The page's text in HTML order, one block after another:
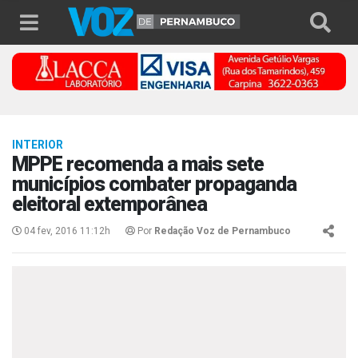
INTERIOR
MPPE recomenda a mais sete
municípios combater propaganda
eleitoral extemporânea
04 fev, 2016 11:12h Por Redação Voz de Pernambuco